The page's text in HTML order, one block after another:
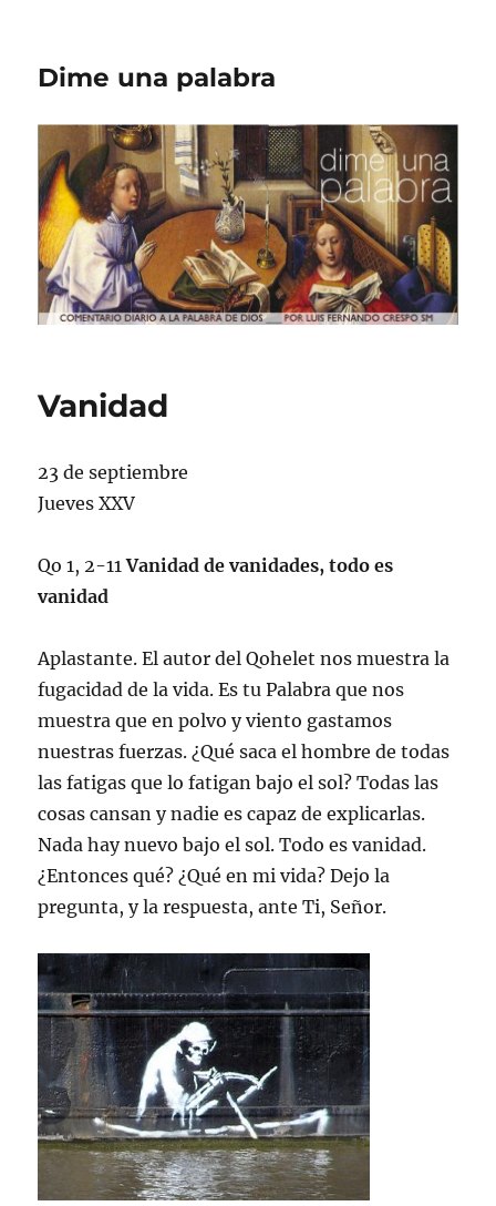
Dime una palabra
Vanidad
23 de septiembre
Jueves XXV
Qo 1, 2-11Vanidad de vanidades, todo es
vanidad
Aplastante. El autor del Qohelet nos muestra la
fugacidad de la vida. Es tu Palabra que nos
muestra que en polvo y viento gastamos
nuestras fuerzas. ¿Qué saca el hombre de todas
las fatigas que lo fatigan bajo el sol? Todas las
cosas cansan y nadie es capaz de explicarlas.
Nada hay nuevo bajo el sol. Todo es vanidad.
¿Entonces qué? ¿Qué en mi vida? Dejo la
pregunta, y la respuesta, ante Ti, Señor.